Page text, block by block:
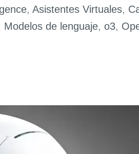
, Asistentes Virtuales,
Modelos de lenguaje, o3,